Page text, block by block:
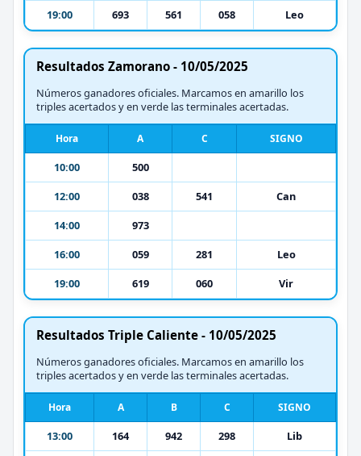
19:00
693 561 058 Leo
Resultados Zamorano - 10/05/2025
Números ganadores oficiales. Marcamos en amarillo los
triples acertados y en verde las terminales acertadas.
Hora A C SIGNO
10:00
500
12:00
038 541
Can
14:00
973
16:00
059 281
Leo
19:00
619 060 Vir
Resultados Triple Caliente - 10/05/2025
Números ganadores oficiales. Marcamos en amarillo los
triples acertados y en verde las terminales acertadas.
Hora A B C SIGNO
13:00 164 942 298
Lib